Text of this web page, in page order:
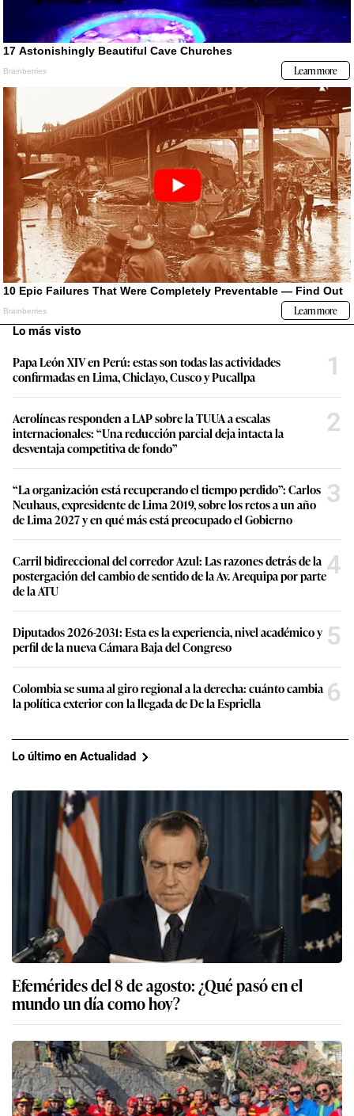
Lo más visto
Papa León XIV en Perú: estas son todas las actividades
confirmadas en Lima, Chiclayo, Cusco y Pucallpa
1
Aerolíneas responden a LAP sobre la TUUA a escalas
internacionales: “Una reducción parcial deja intacta la
desventaja competitiva de fondo”
2
“La organización está recuperando el tiempo perdido”: Carlos
Neuhaus, expresidente de Lima 2019, sobre los retos a un año
de Lima 2027 y en qué más está preocupado el Gobierno
3
Carril bidireccional del corredor Azul: Las razones detrás de la
postergación del cambio de sentido de la Av. Arequipa por parte
de la ATU
4
Diputados 2026-2031: Esta es la experiencia, nivel académico y
perfil de la nueva Cámara Baja del Congreso
5
Colombia se suma al giro regional a la derecha: cuánto cambia
la política exterior con la llegada de De la Espriella
6
Lo último en Actualidad
Efemérides del 8 de agosto: ¿Qué pasó en el
mundo un día como hoy?